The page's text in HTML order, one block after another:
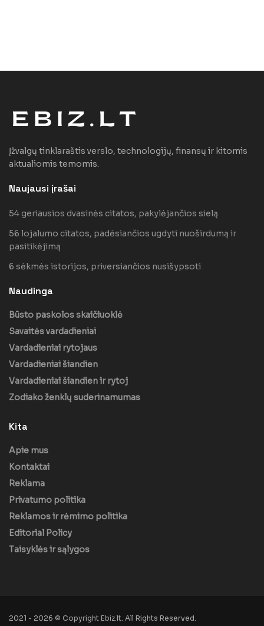
Įžvalgų tinklaraštis verslo, technologijų, finansų ir kitomis
aktualiomis temomis.
Naujausi įrašai
54 geriausios dvasinės citatos, pakylėjančios sielą
56 lojalumo citatos, padėsiančios ugdyti nuoširdumą ir
pasitikėjimą
6 sėkmės istorijos, priversiančios nusišypsoti
Naudinga
Būsto paskolos skaičiuoklė
Savaitės vardadieniai
Vardadieniai rytojaus
Vardadieniai šiandien
Vardadieniai šiandien ir rytoj
Zodiako ženklų suderinamumas
Kita
Apie mus
Kontaktai
Reklama
Privatumo politika
Reklamos ir rėmimo politika
Editorial Policy
Taisyklės ir sąlygos
2021 - 2026 © Copyright Ebiz.lt. All Rights Reserved.